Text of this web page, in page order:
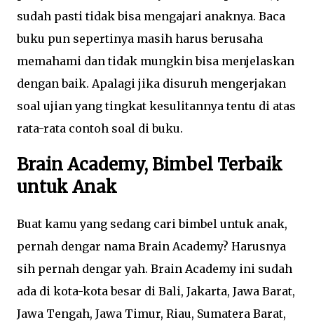
sudah pasti tidak bisa mengajari anaknya. Baca
buku pun sepertinya masih harus berusaha
memahami dan tidak mungkin bisa menjelaskan
dengan baik. Apalagi jika disuruh mengerjakan
soal ujian yang tingkat kesulitannya tentu di atas
rata-rata contoh soal di buku.
Brain Academy, Bimbel Terbaik
untuk Anak
Buat kamu yang sedang cari bimbel untuk anak,
pernah dengar nama Brain Academy? Harusnya
sih pernah dengar yah. Brain Academy ini sudah
ada di kota-kota besar di Bali, Jakarta, Jawa Barat,
Jawa Tengah, Jawa Timur, Riau, Sumatera Barat,